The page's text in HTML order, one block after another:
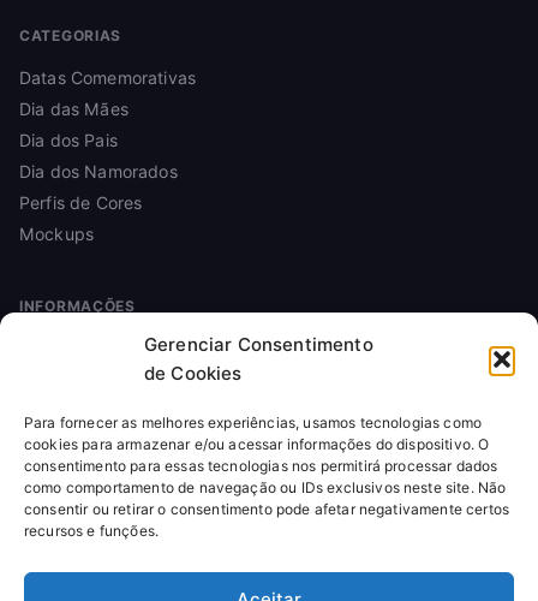
Gerenciar Consentimento
de Cookies
Para fornecer as melhores experiências, usamos tecnologias como
cookies para armazenar e/ou acessar informações do dispositivo. O
consentimento para essas tecnologias nos permitirá processar dados
como comportamento de navegação ou IDs exclusivos neste site. Não
consentir ou retirar o consentimento pode afetar negativamente certos
recursos e funções.
CATEGORIAS
Datas Comemorativas
Dia das Mães
Dia dos Pais
Dia dos Namorados
Perfis de Cores
Mockups
INFORMAÇÕES
Política de Cookies
Termos de Uso
Licença de Uso
Reembolso